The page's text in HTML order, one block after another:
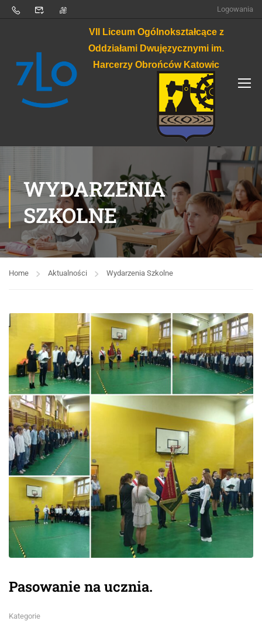
Logowania
VII Liceum Ogólnokształcące z
Oddziałami Dwujęzycznymi im.
Harcerzy Obrońców Katowic
WYDARZENIA
SZKOLNE
Home Aktualności Wydarzenia Szkolne
Pasowanie na ucznia.
Kategorie